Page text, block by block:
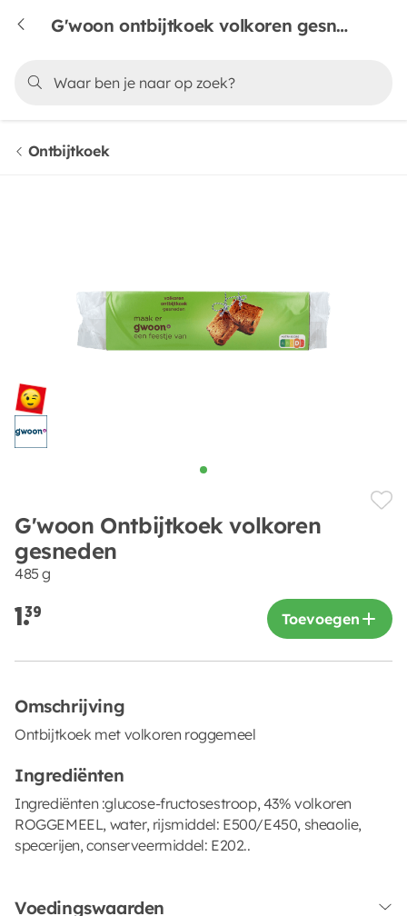
G'woon ontbijtkoek volkoren gesneden
Ontbijtkoek
G'woon Ontbijtkoek volkoren
gesneden
485 g
1.39 Toevoegen
Omschrijving
Ontbijtkoek met volkoren roggemeel
Ingrediënten
Ingrediënten :glucose-fructosestroop, 43% volkoren
ROGGEMEEL, water, rijsmiddel: E500/E450, sheaolie,
specerijen, conserveermiddel: E202..
Voedingswaarden